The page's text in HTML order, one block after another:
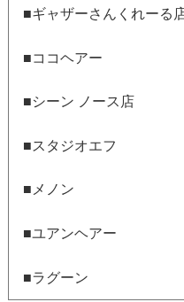
■ギャザーさんくれーる
■ココヘアー
■シーン ノース店
■スタジオエフ
■メノン
■ユアンヘアー
■ラグーン